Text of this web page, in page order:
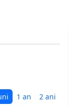
1 an 2 ani